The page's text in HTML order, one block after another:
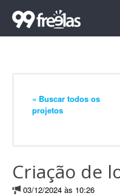
« Buscar todos os
projetos
Criação de
03/12/2024 às 10:26